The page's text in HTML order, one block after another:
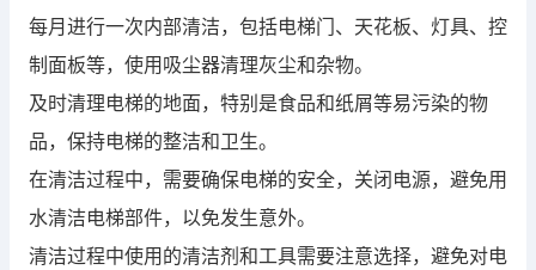
每月进行一次内部清洁，包括电梯门、天花板、灯具、控
制面板等，使用吸尘器清理灰尘和杂物。
及时清理电梯的地面，特别是食品和纸屑等易污染的物
品，保持电梯的整洁和卫生。
在清洁过程中，需要确保电梯的安全，关闭电源，避免用
水清洁电梯部件，以免发生意外。
清洁过程中使用的清洁剂和工具需要注意选择，避免对电